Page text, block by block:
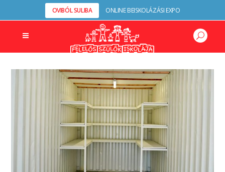
OVIBÓL SULIBA ONLINE BEISKOLÁZÁSI EXPO